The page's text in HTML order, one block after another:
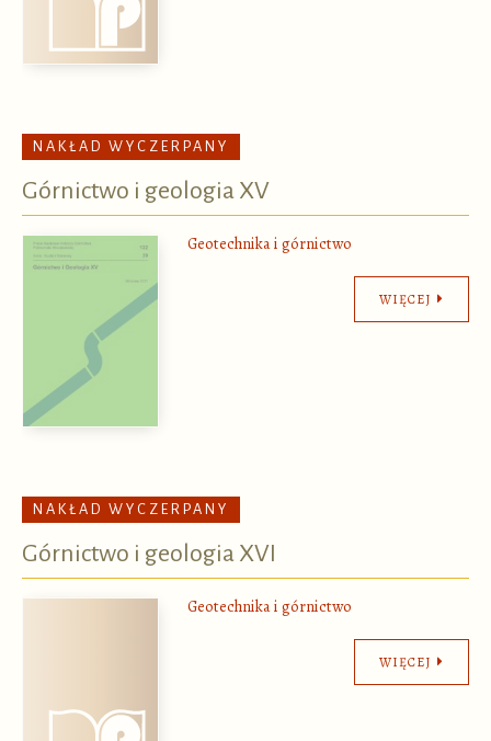
NAKŁAD WYCZERPANY
Górnictwo i geologia XV
Geotechnika i górnictwo
WIĘCEJ
NAKŁAD WYCZERPANY
Górnictwo i geologia XVI
Geotechnika i górnictwo
WIĘCEJ